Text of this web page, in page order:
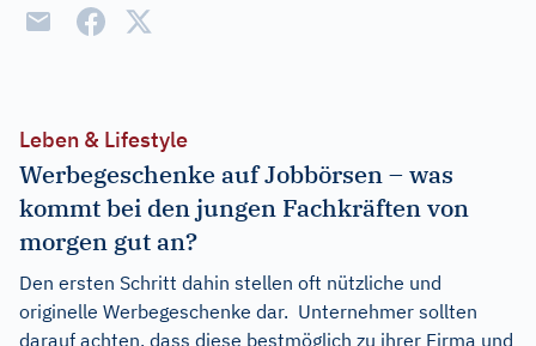
Leben & Lifestyle
Werbegeschenke auf Jobbörsen – was
kommt bei den jungen Fachkräften von
morgen gut an?
Den ersten Schritt dahin stellen oft nützliche und
originelle Werbegeschenke dar. Unternehmer sollten
darauf achten, dass diese bestmöglich zu ihrer Firma und